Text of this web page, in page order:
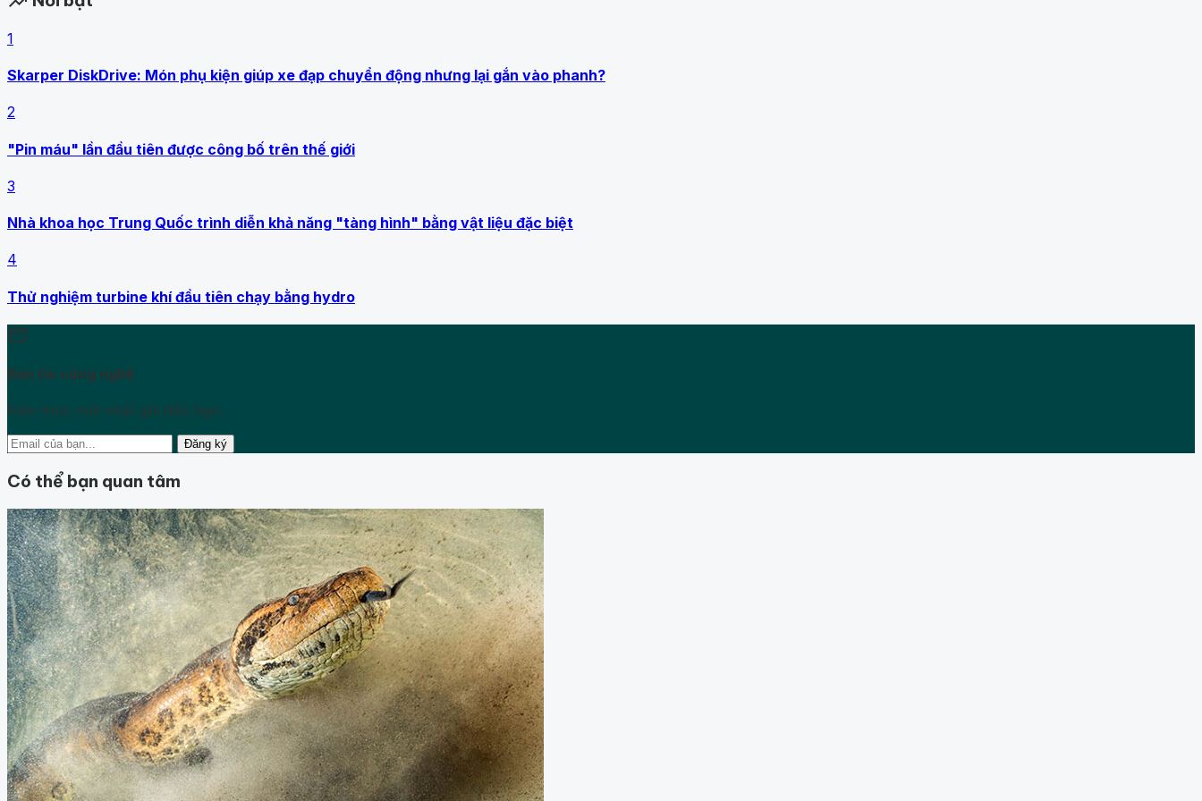
1
Skarper DiskDrive: Món phụ kiện giúp xe đạp chuyển động nhưng lại gắn vào phanh?
2
"Pin máu" lần đầu tiên được công bố trên thế giới
3
Nhà khoa học Trung Quốc trình diễn khả năng "tàng hình" bằng vật liệu đặc biệt
4
Thử nghiệm turbine khí đầu tiên chạy bằng hydro
mark_email_read
Bản tin công nghệ
Kiến thức mới nhất gửi đến bạn.
Đăng ký
Có thể bạn quan tâm